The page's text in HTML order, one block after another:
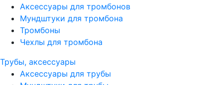
Аксессуары для тромбонов
Мундштуки для тромбона
Тромбоны
Чехлы для тромбона
Трубы, аксессуары
Аксессуары для трубы